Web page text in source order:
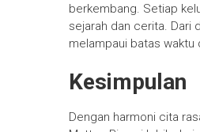
berkembang. Setiap
sejarah dan cerita. Dari
melampaui batas waktu
Kesimpulan
Dengan harmoni cita